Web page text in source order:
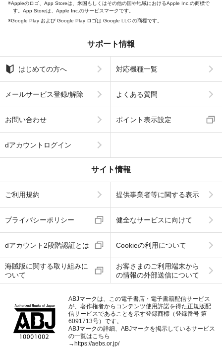
Appleのロゴ、App Storeは、米国もしくはその他の国や地域におけるApple Inc.の商標で
す。App Storeは、Apple Inc.のサービスマークです。
Google Play および Google Play ロゴは Google LLC の商標です。
サポート情報
はじめての方へ 対応機種一覧
メールサービス登録/解除 よくある質問
お問い合わせ ポイント表示設定
dアカウントログイン
サイト情報
ご利用規約 提供事業者等に関する表示
プライバシーポリシー 健全なサービスに向けて
dアカウント2段階認証とは Cookieの利用について
海賊版に関する取り組みに
ついて
お客さまのご利用端末から
の情報の外部送信について
ABJマークは、この電子書店・電子書籍配信サービス
が、著作権者からコンテンツ使用許諾を得た正規版配
信サービスであることを示す登録商標（登録番号 第
6091713号）です。
ABJマークの詳細、ABJマークを掲示しているサービス
の一覧はこちら
→ https://aebs.or.jp/